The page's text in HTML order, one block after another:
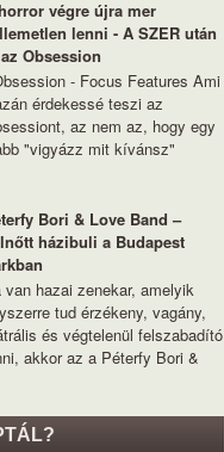
végre újra mer
lenni - A SZER után
Obsession
- Focus Features Ami
érdekessé teszi az
az nem az, hogy egy
"vigyázz mit kívánsz"
Bori & Love Band –
házibuli a Budapest
van hazai zenekar, amelyik
tud érzékeny, vagány,
és végtelenül felszabadító
akkor az a Péterfy Bori &